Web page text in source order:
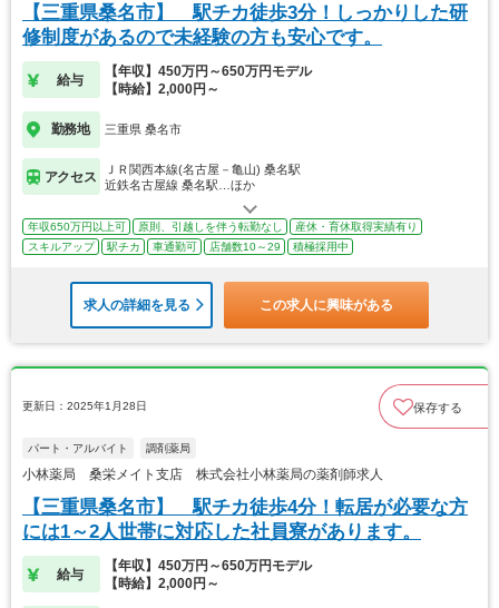
【三重県桑名市】 駅チカ徒歩3分！しっかりした研
修制度があるので未経験の方も安心です。
給与
【年収】450万円～650万円モデル
【時給】2,000円～
勤務地 三重県 桑名市
アクセス
ＪＲ関西本線(名古屋－亀山) 桑名駅
近鉄名古屋線 桑名駅…ほか
年収650万円以上可 原則、引越しを伴う転勤なし
産休・育休取得実績有り
スキルアップ
駅チカ 車通勤可 店舗数10～29 積極採用中
求人の詳細を見る この求人に興味がある
更新日：2025年1月28日 保存する
パート・アルバイト 調剤薬局
小林薬局 桑栄メイト支店 株式会社小林薬局の薬剤師求人
【三重県桑名市】 駅チカ徒歩4分！転居が必要な方
には1～2人世帯に対応した社員寮があります。
給与
【年収】450万円～650万円モデル
【時給】2,000円～